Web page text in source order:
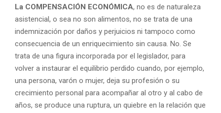
La COMPENSACIÓN ECONÓMICA, no es de naturaleza
asistencial, o sea no son alimentos, no se trata de una
indemnización por daños y perjuicios ni tampoco como
consecuencia de un enriquecimiento sin causa. No. Se
trata de una figura incorporada por el legislador, para
volver a instaurar el equilibrio perdido cuando, por ejemplo,
una persona, varón o mujer, deja su profesión o su
crecimiento personal para acompañar al otro y al cabo de
años, se produce una ruptura, un quiebre en la relación que